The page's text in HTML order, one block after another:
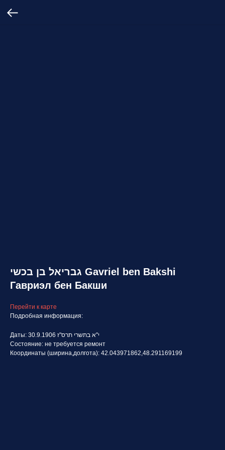
גבריאל בן בכשי Gavriel ben Bakshi
Гавриэл бен Бакши
Перейти к карте
Подробная информация:
Даты: י"א בתשרי תרס"ז 30.9.1906
Состояние: не требуется ремонт
Координаты (ширина,долгота): 42.043971862,48.291169199